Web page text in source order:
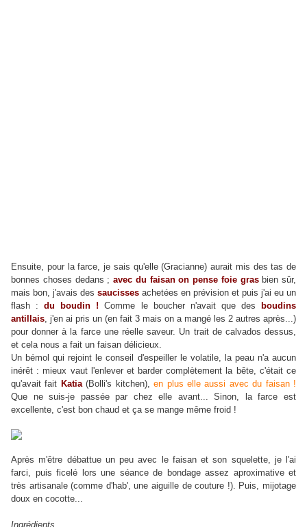
Ensuite, pour la farce, je sais qu'elle (Gracianne) aurait mis des tas de
bonnes choses dedans ; avec du faisan on pense foie grasbien sûr,
mais bon, j'avais des saucisses achetées en prévision et puis j'ai eu un
flash :du boudin ! Comme le boucher n'avait que des
boudins
antillais, j'en ai pris un (en fait 3 mais on a mangé les 2 autres après...)
pour donner à la farce une réelle saveur. Un trait de calvados dessus,
et cela nous a fait un faisan délicieux.
Un bémol qui rejoint le conseil d'espeiller le volatile, la peau n'a aucun
inérêt : mieux vaut l'enlever et barder complètement la bête, c'était ce
qu'avait fait Katia(Bolli's kitchen),en plus elle aussi avec du faisan !
Que ne suis-je passée par chez elle avant... Sinon, la farce est
excellente, c'est bon chaud et ça se mange même froid !
Après m'être débattue un peu avec le faisan et son squelette, je l'ai
farci, puis ficelé lors une séance de bondage assez aproximative et
très artisanale (comme d'hab', une aiguille de couture !). Puis, mijotage
doux en cocotte...
Ingrédients